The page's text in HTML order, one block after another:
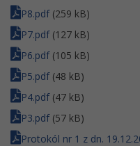
P8.pdf(259 kB)
P7.pdf(127 kB)
P6.pdf(105 kB)
P5.pdf(48 kB)
P4.pdf(47 kB)
P3.pdf(57 kB)
Protokól nr 1 z dn.